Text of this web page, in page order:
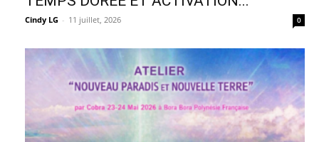
Cindy LG - 11 juillet, 2026 0